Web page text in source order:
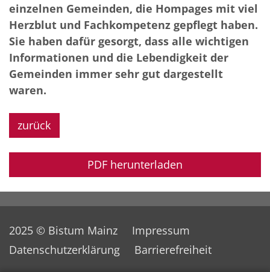
einzelnen Gemeinden, die Hompages mit viel
Herzblut und Fachkompetenz gepflegt haben.
Sie haben dafür gesorgt, dass alle wichtigen
Informationen und die Lebendigkeit der
Gemeinden immer sehr gut dargestellt
waren.
zurück
PDF herunterladen
2025 © Bistum Mainz
Impressum
Datenschutzerklärung
Barrierefreiheit